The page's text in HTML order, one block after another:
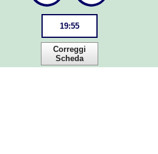
19:55
Correggi
Scheda